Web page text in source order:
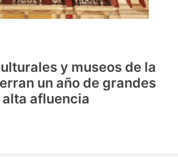
y museos de la
un año de grandes
afluencia